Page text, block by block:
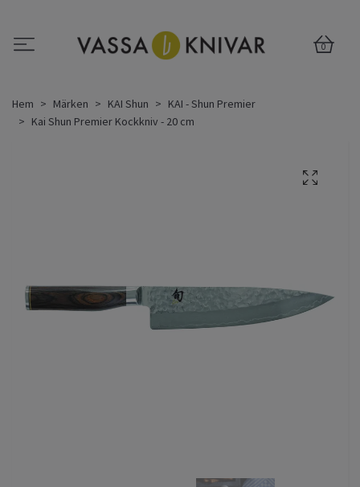
0
Hem Märken KAI Shun
KAI - Shun Premier
Kai Shun Premier Kockkniv - 20 cm